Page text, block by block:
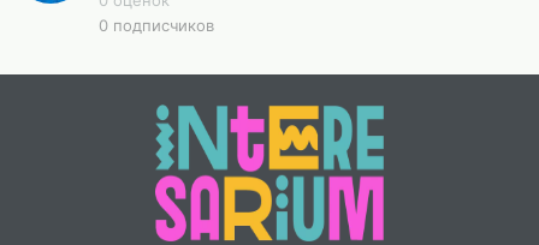
Веселиться люди будут.
Будут сказки вспоминать.
Добрым словом поминать
Всех героев, героинь,
Кто любим и нелюбим!
0 подписчиков